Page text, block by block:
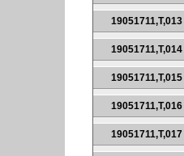
19051711,T,013
19051711,T,014
19051711,T,015
19051711,T,016
19051711,T,017